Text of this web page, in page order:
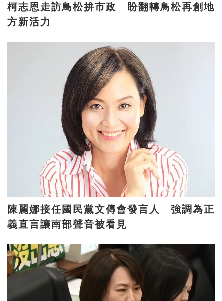
柯志恩走訪鳥松拚市政 盼翻轉鳥松再創地
方新活力
陳麗娜接任國民黨文傳會發言人 強調為正
義直言讓南部聲音被看見